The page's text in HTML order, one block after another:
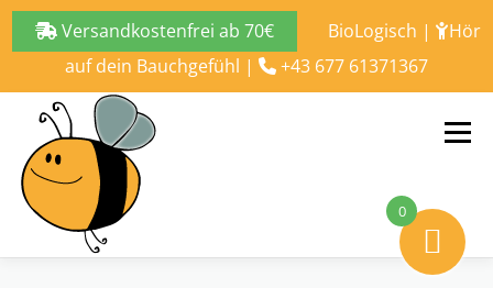
Versandkostenfrei ab 70€ BioLogisch |
Hör
auf dein Bauchgefühl | +43 677 61371367
springen
Menü
0